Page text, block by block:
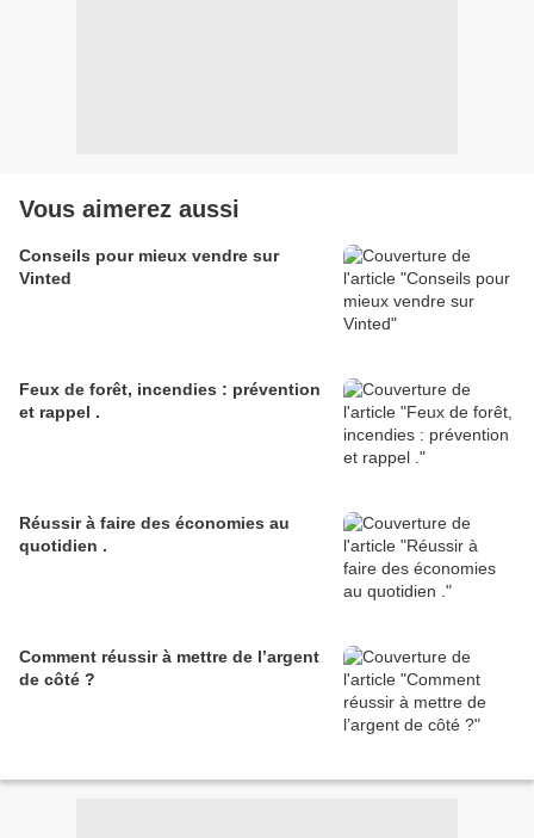
Vous aimerez aussi
Conseils pour mieux vendre sur
Vinted
Feux de forêt, incendies : prévention
et rappel .
Réussir à faire des économies au
quotidien .
Comment réussir à mettre de l’argent
de côté ?